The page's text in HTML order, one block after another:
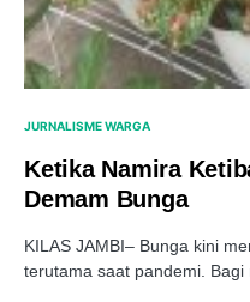
JURNALISME WARGA
Ketika Namira
Demam Bunga
KILAS JAMBI– Bunga kini
terutama saat pandemi.